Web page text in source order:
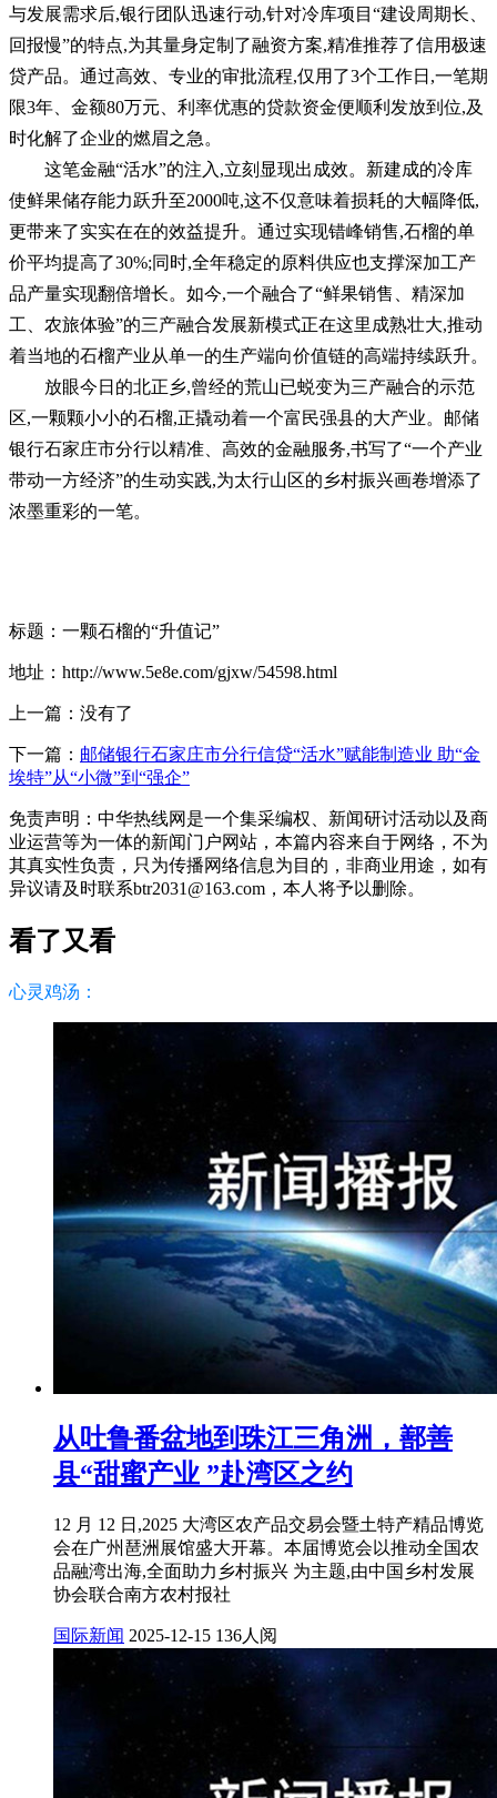
与发展需求后,银行团队迅速行动,针对冷库项目“建设周期长、
回报慢”的特点,为其量身定制了融资方案,精准推荐了信用极速
贷产品。通过高效、专业的审批流程,仅用了3个工作日,一笔期
限3年、金额80万元、利率优惠的贷款资金便顺利发放到位,及
时化解了企业的燃眉之急。
这笔金融“活水”的注入,立刻显现出成效。新建成的冷库
使鲜果储存能力跃升至2000吨,这不仅意味着损耗的大幅降低,
更带来了实实在在的效益提升。通过实现错峰销售,石榴的单
价平均提高了30%;同时,全年稳定的原料供应也支撑深加工产
品产量实现翻倍增长。如今,一个融合了“鲜果销售、精深加
工、农旅体验”的三产融合发展新模式正在这里成熟壮大,推动
着当地的石榴产业从单一的生产端向价值链的高端持续跃升。
放眼今日的北正乡,曾经的荒山已蜕变为三产融合的示范
区,一颗颗小小的石榴,正撬动着一个富民强县的大产业。邮储
银行石家庄市分行以精准、高效的金融服务,书写了“一个产业
带动一方经济”的生动实践,为太行山区的乡村振兴画卷增添了
浓墨重彩的一笔。
标题：一颗石榴的“升值记”
地址：http://www.5e8e.com/gjxw/54598.html
上一篇：没有了
下一篇： 邮储银行石家庄市分行信贷“活水”赋能制造业 助“金
埃特”从“小微”到“强企”
免责声明：中华热线网是一个集采编权、新闻研讨活动以及商
业运营等为一体的新闻门户网站，本篇内容来自于网络，不为
其真实性负责，只为传播网络信息为目的，非商业用途，如有
异议请及时联系btr2031@163.com，本人将予以删除。
看了又看
心灵鸡汤：
从吐鲁番盆地到珠江三角洲，鄯善
县“甜蜜产业 ”赴湾区之约
12 月 12 日,2025 大湾区农产品交易会暨土特产精品博览
会在广州琶洲展馆盛大开幕。本届博览会以推动全国农
品融湾出海,全面助力乡村振兴 为主题,由中国乡村发展
协会联合南方农村报社
国际新闻 2025-12-15 136人阅